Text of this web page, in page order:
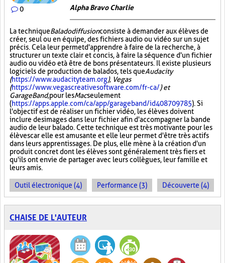
0 Alpha Bravo Charlie
La techniqueBaladodiffusionconsiste à demander aux élèves de
créer, seul ou en équipe, des fichiers audio ou vidéo sur un sujet
précis. Cela leur permet d'apprendre à faire de la recherche, à
structurer un texte clair et concis, à faire la séquence d'un fichier
audio ou vidéo et à être de bons présentateurs. Il existe plusieurs
logiciels de production de balados, tels queAudacity
(https://www.audacityteam.org), Vegas
(https://www.vegascreativesoftware.com/fr-ca/) et
GarageBand,pour lesMacseulement
(https://apps.apple.com/ca/app/garageband/id408709785). Si
l'objectif est de réaliser un fichier vidéo, les élèves doivent
inclure des images dans leur fichier afin d'accompagner la bande
audio de leur balado. Cette technique est très motivante pour les
élèves car elle est amusante et elle leur permet d'être très actifs
dans leurs apprentissages. De plus, elle mène à la création d'un
produit concret dont les élèves sont généralement très fiers et
qu'ils ont envie de partager avec leurs collègues, leur famille et
leurs amis.
Outil électronique (4) Performance (3) Découverte (4)
CHAISE DE L'AUTEUR